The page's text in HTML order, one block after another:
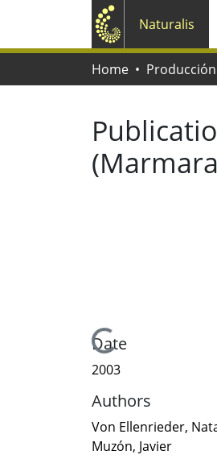
Naturalis
Home
Loading...
Date
2003
Authors
Von Ellenrieder,
Muzón, Javier